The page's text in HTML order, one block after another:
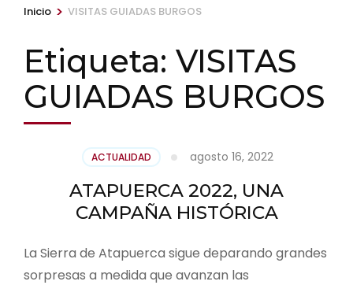
Inicio > VISITAS GUIADAS BURGOS
Etiqueta: VISITAS
GUIADAS BURGOS
ACTUALIDAD agosto 16, 2022
ATAPUERCA 2022, UNA
CAMPAÑA HISTÓRICA
La Sierra de Atapuerca sigue deparando grandes
sorpresas a medida que avanzan las